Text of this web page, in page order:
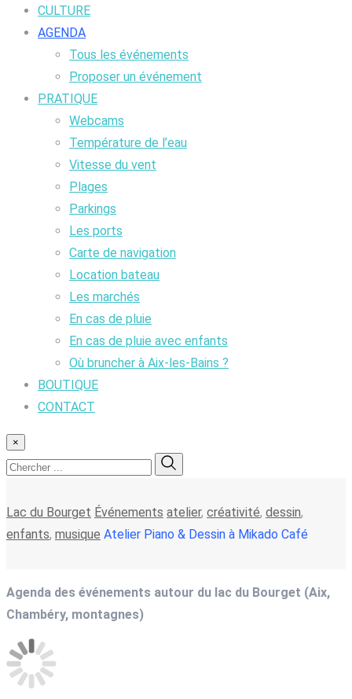
CULTURE
AGENDA
Tous les événements
Proposer un événement
PRATIQUE
Webcams
Température de l’eau
Vitesse du vent
Plages
Parkings
Les ports
Carte de navigation
Location bateau
Les marchés
En cas de pluie
En cas de pluie avec enfants
Où bruncher à Aix-les-Bains ?
BOUTIQUE
CONTACT
×
Lac du Bourget Événements atelier, créativité, dessin,
enfants, musique Atelier Piano & Dessin à Mikado Café
Agenda des événements autour du lac du Bourget (Aix,
Chambéry, montagnes)